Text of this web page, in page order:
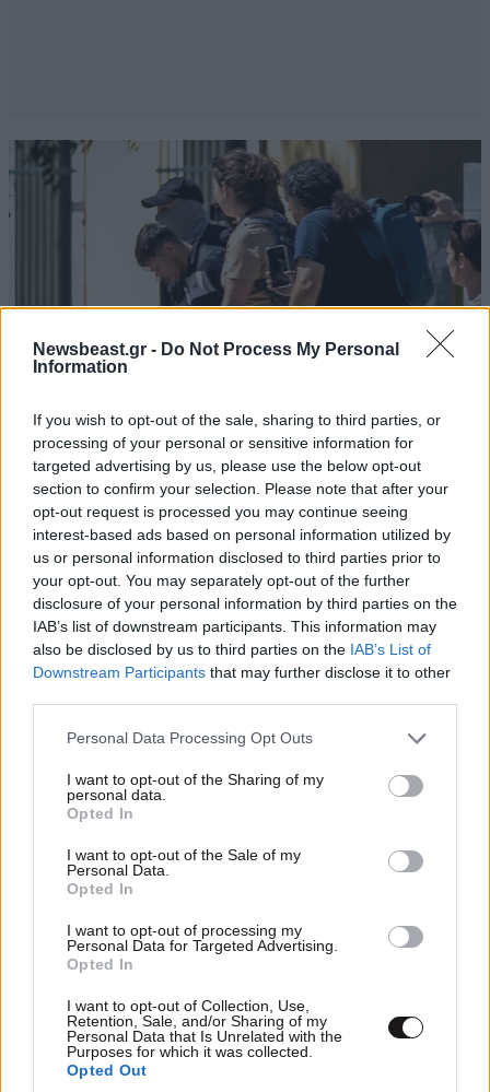
Newsbeast.gr - Do Not Process My Personal
Information
If you wish to opt-out of the sale, sharing to third parties, or
processing of your personal or sensitive information for
targeted advertising by us, please use the below opt-out
section to confirm your selection. Please note that after your
opt-out request is processed you may continue seeing
interest-based ads based on personal information utilized by
us or personal information disclosed to third parties prior to
your opt-out. You may separately opt-out of the further
disclosure of your personal information by third parties on the
IAB’s list of downstream participants. This information may
also be disclosed by us to third parties on the IAB’s List of
Downstream Participants that may further disclose it to other
Please note that this website/app uses one or more Google
not limited to your visit or usage behaviour. You may click to
grant or deny consent to Google and its third-party tags to
use your data for below specified purposes in below Google
consent section.
Personal Data Processing Opt Outs
I want to opt-out of the Sharing of my
personal data.
Opted In
I want to opt-out of the Sale of my
Personal Data.
Opted In
I want to opt-out of processing my
Personal Data for Targeted Advertising.
Opted In
I want to opt-out of Collection, Use,
Retention, Sale, and/or Sharing of my
Personal Data that Is Unrelated with the
Purposes for which it was collected.
Opted Out
ΚΟΙΝΩΝΙΑ2 ω. πριν
Δολοφονία Βρετανίδας στην Κυψέλη: Οι
αποκαλύψεις της συζύγου του Αφγανού – Τα
μηνύματα και το ταξίδι στην Αράχωβα που της
κίνησαν υποψίες
ΕΛΛΑΔΑ1 ω. πριν
«Καλό ταξίδι μικρέ»: Πέθανε το λευκό κουτάβι
που το είχαν υιοθετήσει η αγέλη των λύκων –
Το σπαρακτικό βίντεο